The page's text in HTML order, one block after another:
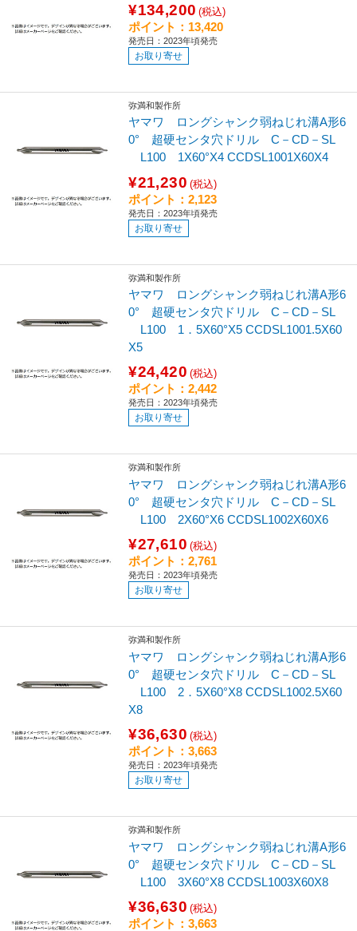
¥134,200 (税込)
ポイント：13,420
発売日：2023年頃発売
お取り寄せ
弥満和製作所
ヤマワ ロングシャンク弱ねじれ溝A形6
0° 超硬センタ穴ドリル C－CD－SL
L100 1X60°X4 CCDSL1001X60X4
¥21,230 (税込)
ポイント：2,123
発売日：2023年頃発売
お取り寄せ
弥満和製作所
ヤマワ ロングシャンク弱ねじれ溝A形6
0° 超硬センタ穴ドリル C－CD－SL
L100 1．5X60°X5 CCDSL1001.5X60
X5
¥24,420 (税込)
ポイント：2,442
発売日：2023年頃発売
お取り寄せ
弥満和製作所
ヤマワ ロングシャンク弱ねじれ溝A形6
0° 超硬センタ穴ドリル C－CD－SL
L100 2X60°X6 CCDSL1002X60X6
¥27,610 (税込)
ポイント：2,761
発売日：2023年頃発売
お取り寄せ
弥満和製作所
ヤマワ ロングシャンク弱ねじれ溝A形6
0° 超硬センタ穴ドリル C－CD－SL
L100 2．5X60°X8 CCDSL1002.5X60
X8
¥36,630 (税込)
ポイント：3,663
発売日：2023年頃発売
お取り寄せ
弥満和製作所
ヤマワ ロングシャンク弱ねじれ溝A形6
0° 超硬センタ穴ドリル C－CD－SL
L100 3X60°X8 CCDSL1003X60X8
¥36,630 (税込)
ポイント：3,663